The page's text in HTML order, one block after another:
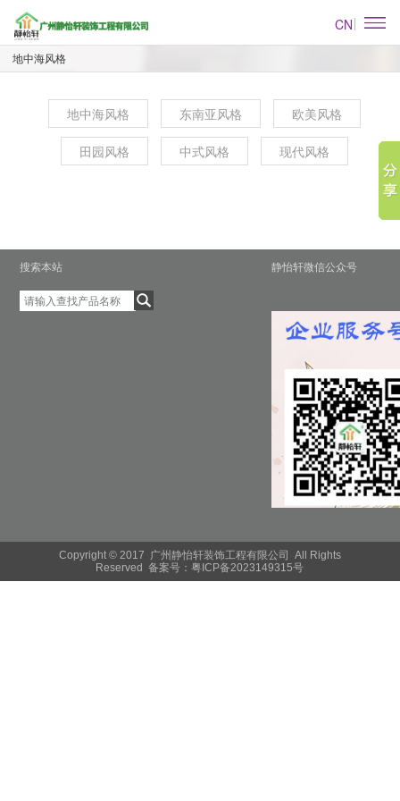
CN
地中海风格
地中海风格 东南亚风格 欧美风格
田园风格 中式风格 现代风格
搜索本站 静怡轩微信公众号
Copyright © 2017 广州静怡轩装饰工程有限公司 All Rights
Reserved 备案号：粤ICP备2023149315号